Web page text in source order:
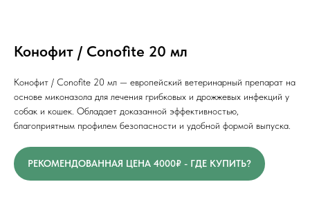
Конофит / Conofite 20 мл
Конофит / Conofite 20 мл — европейский ветеринарный препарат на
основе миконазола для лечения грибковых и дрожжевых инфекций у
собак и кошек. Обладает доказанной эффективностью,
благоприятным профилем безопасности и удобной формой выпуска.
РЕКОМЕНДОВАННАЯ ЦЕНА 4000₽ - ГДЕ КУПИТЬ?